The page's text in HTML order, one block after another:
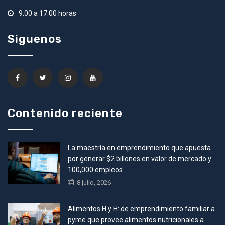
9:00 a 17:00 horas
Siguenos
Contenido reciente
La maestría en emprendimiento que apuesta
por generar $2 billones en valor de mercado y
100,000 empleos
8 julio, 2026
Alimentos H y H: de emprendimiento familiar a
pyme que provee alimentos nutricionales a